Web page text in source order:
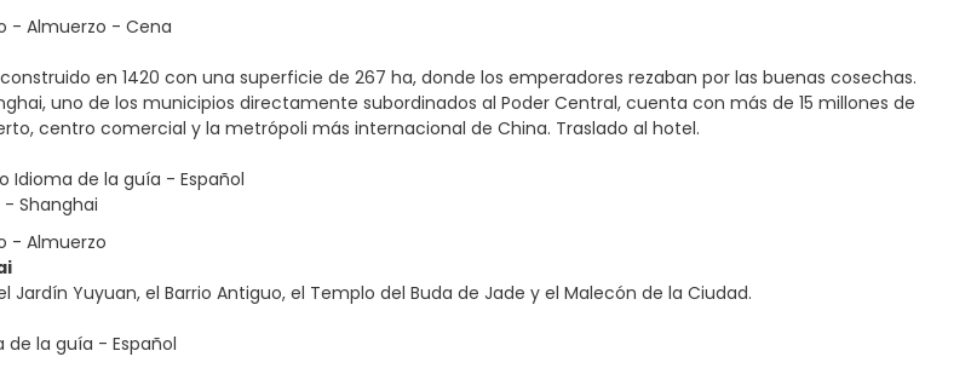
- Almuerzo - Cena
en 1420 con una superficie de 267 ha, donde los emperadores rezaban por las buenas cosechas.
uno de los municipios directamente subordinados al Poder Central, cuenta con más de 15 millones de
centro comercial y la metrópoli más internacional de China. Traslado al hotel.
Idioma de la guía - Español
Shanghai
- Almuerzo
Yuyuan, el Barrio Antiguo, el Templo del Buda de Jade y el Malecón de la Ciudad.
de la guía - Español